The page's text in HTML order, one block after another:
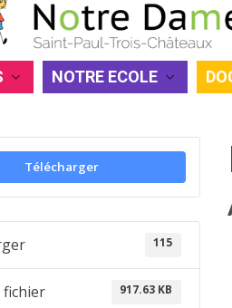
NOTRE ECOLE
20 MARS AU 07 AVRIL
Télécharger
115
fichier 917.63 KB